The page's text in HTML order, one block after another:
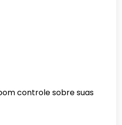
controle sobre suas